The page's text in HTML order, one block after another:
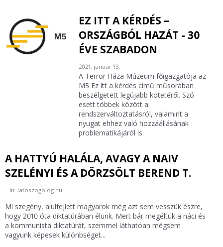
EZ ITT A KÉRDÉS –
ORSZÁGBÓL HAZÁT - 30
ÉVE SZABADON
2021. január 13.
A Terror Háza Múzeum főigazgatója az
M5 Ez itt a kérdés című műsorában
beszélgetett legújabb kötetéről. Szó
esett többek között a
rendszerváltoztatásról, valamint a
nyugat ehhez való hozzáállásának
problematikájáról is.
A HATTYÚ HALÁLA, AVAGY A NAIV
SZELÉNYI ÉS A DÖRZSÖLT BEREND T.
In: latoszogblog.hu
Mi szegény, alulfejlett magyarok még azt sem vesszük észre,
hogy 2010 óta diktatúrában élünk. Mert bár megéltük a náci és
a kommunista diktatúrát, szemmel láthatóan mégsem
vagyunk képesek különbséget...